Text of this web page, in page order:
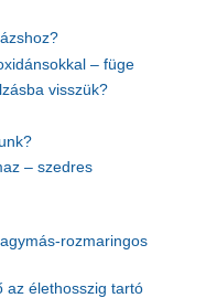
– füge
visszük?
– szedres
rozmaringos
az élethosszig tartó